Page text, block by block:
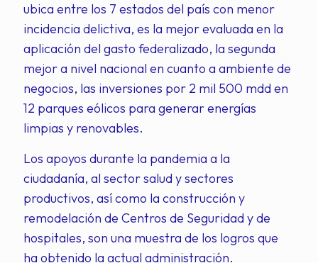
ubica entre los 7 estados del país con menor
incidencia delictiva, es la mejor evaluada en la
aplicación del gasto federalizado, la segunda
mejor a nivel nacional en cuanto a ambiente de
negocios, las inversiones por 2 mil 500 mdd en
12 parques eólicos para generar energías
limpias y renovables.
Los apoyos durante la pandemia a la
ciudadanía, al sector salud y sectores
productivos, así como la construcción y
remodelación de Centros de Seguridad y de
hospitales, son una muestra de los logros que
ha obtenido la actual administración.